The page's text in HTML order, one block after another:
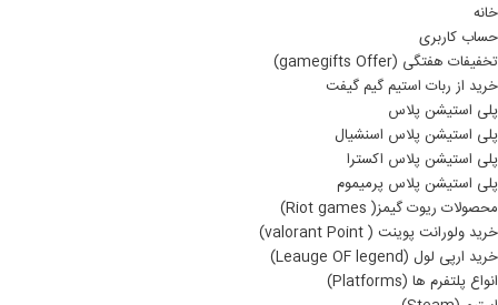
خانه
حساب کاربری
تخفیفات هفتگی (gamegifts Offer)
خرید از ربات استیم گیم گیفت
پلی استیشن پلاس
پلی استیشن پلاس اسنشیال
پلی استیشن پلاس اکسترا
پلی استیشن پلاس پرمیموم
محصولات ریوت گیمز( Riot games)
خرید ولورانت پوینت ( valorant Point)
خرید ارپی لول (Leauge OF legend)
انواع پلتفرم ها (Platforms)